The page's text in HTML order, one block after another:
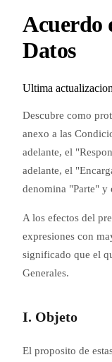
Acuerdo
Datos
Ultima
Descubre como
anexo a las
adelante, el
adelante, el
denomina "Parte" y
A los efectos del
expresiones con
significado que el
Generales.
I. Objeto
El proposito de